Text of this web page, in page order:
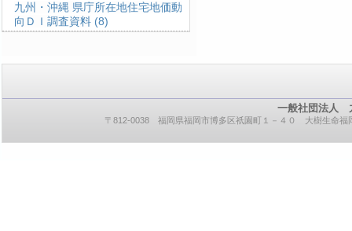
九州・沖縄 県庁所在地住宅地価動
向ＤＩ調査資料 (8)
一般社団法人
〒812-0038 福岡県福岡市博多区祇園町１－４０ 大樹生命